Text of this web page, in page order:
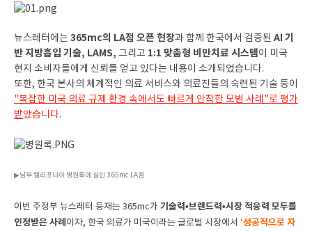
뉴스레터에는 365mc의 LA점 오픈 현장과 함께 한국에서 검증된 AI 기
반 지방흡입 기술, LAMS, 그리고 1:1 맞춤형 비만치료 시스템이 미국
현지 소비자들에게 신뢰를 얻고 있다는 내용이 소개되었습니다.
또한, 한국 본사의 체계적인 의료 서비스와 의료진들의 숙련된 기술 등이
"복잡한 미국 의료 규제 환경 속에서도 빠르게 안착한 모범 사례"로 평가
받았습니다.
▶남부 캘리포니아 병원록에 실린 365mc LA점
이번 주정부 뉴스레터 등재는 365mc가 기술력•브랜드력•시장 적응력 모두를
인정받은 사례 이자, 한국 의료가 미국이라는 글로벌 시장에서 ‘성공적으로 자